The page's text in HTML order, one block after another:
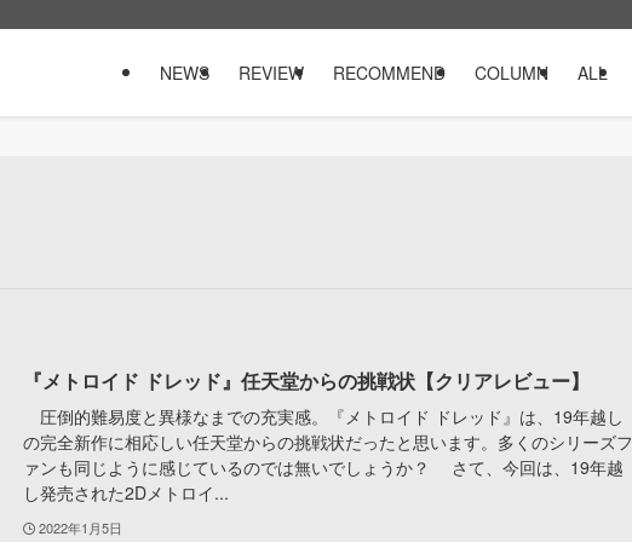
NEWS REVIEW RECOMMEND COLUMN ALL
『メトロイド ドレッド』任天堂からの挑戦状【クリアレビュー】
圧倒的難易度と異様なまでの充実感。『メトロイド ドレッド』は、19年越し
の完全新作に相応しい任天堂からの挑戦状だったと思います。多くのシリーズフ
ァンも同じように感じているのでは無いでしょうか？ さて、今回は、19年越
し発売された2Dメトロイ...
2022年1月5日